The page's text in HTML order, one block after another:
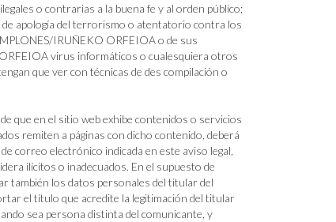
o contrarias a la buena fe y al orden público;
apología del terrorismo o atentatorio contra los
IRUÑEKO ORFEIOA o de sus
virus informáticos o cualesquiera otros
que ver con técnicas de des compilación o
que en el sitio web exhibe contenidos o servicios
remiten a páginas con dicho contenido, deberá
correo electrónico indicada en este aviso legal,
ilícitos o inadecuados. En el supuesto de
también los datos personales del titular del
el título que acredite la legitimación del titular
sea persona distinta del comunicante, y